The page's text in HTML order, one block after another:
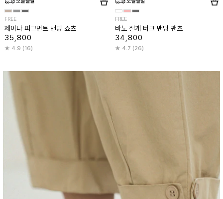
FREE
제이나 피그먼트 밴딩 쇼츠
35,800
4.9 (16)
FREE
바노 절개 터크 밴딩 팬츠
34,800
4.7 (26)